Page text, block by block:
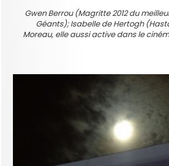
Gwen Berrou (Magritte 2012 du
Géants); Isabelle de Hertogh
Moreau, elle aussi active dans le